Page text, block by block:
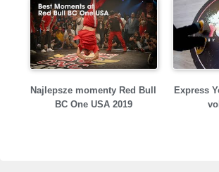
Najlepsze momenty Red Bull
BC One USA 2019
Express